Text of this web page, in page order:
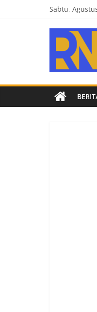
Sabtu,
Berita
terpercaya